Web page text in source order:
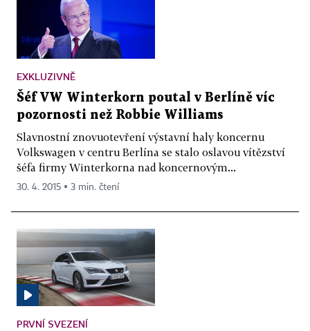
EXKLUZIVNĚ
Šéf VW Winterkorn poutal v Berlíně víc
pozornosti než Robbie Williams
Slavnostní znovuotevření výstavní haly koncernu
Volkswagen v centru Berlína se stalo oslavou vítězství
šéfa firmy Winterkorna nad koncernovým...
30. 4. 2015 ▪ 3 min. čtení
PRVNÍ SVEZENÍ